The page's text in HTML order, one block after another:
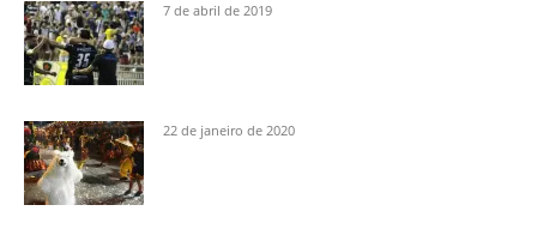
7 de abril de 2019
22 de janeiro de 2020